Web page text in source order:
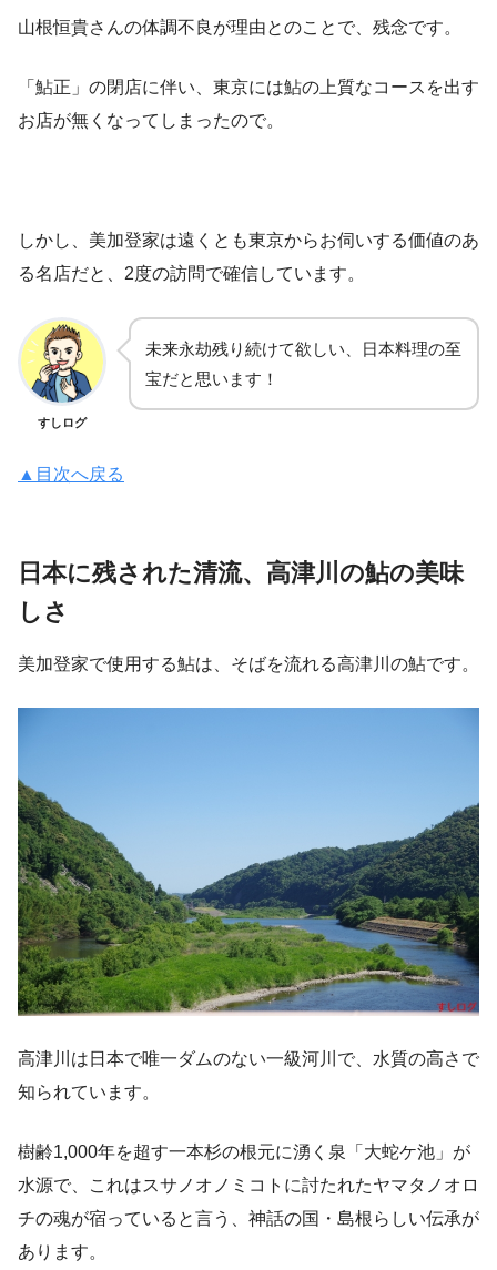
山根恒貴さんの体調不良が理由とのことで、残念です。
「鮎正」の閉店に伴い、東京には鮎の上質なコースを出す
お店が無くなってしまったので。
しかし、美加登家は遠くとも東京からお伺いする価値のあ
る名店だと、2度の訪問で確信しています。
すしログ
未来永劫残り続けて欲しい、日本料理の至
宝だと思います！
▲目次へ戻る
日本に残された清流、高津川の鮎の美味
しさ
美加登家で使用する鮎は、そばを流れる高津川の鮎です。
高津川は日本で唯一ダムのない一級河川で、水質の高さで
知られています。
樹齢1,000年を超す一本杉の根元に湧く泉「大蛇ケ池」が
水源で、これはスサノオノミコトに討たれたヤマタノオロ
チの魂が宿っていると言う、神話の国・島根らしい伝承が
あります。